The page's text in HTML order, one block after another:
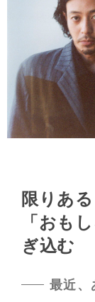
限りあ
「おも
ぎ込む
最近、